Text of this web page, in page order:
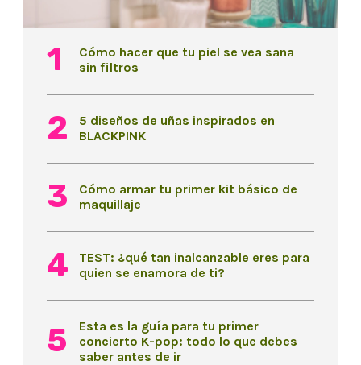
Cómo hacer que tu piel se vea sana
sin filtros
5 diseños de uñas inspirados en
BLACKPINK
Cómo armar tu primer kit básico de
maquillaje
TEST: ¿qué tan inalcanzable eres para
quien se enamora de ti?
Esta es la guía para tu primer
concierto K-pop: todo lo que debes
saber antes de ir